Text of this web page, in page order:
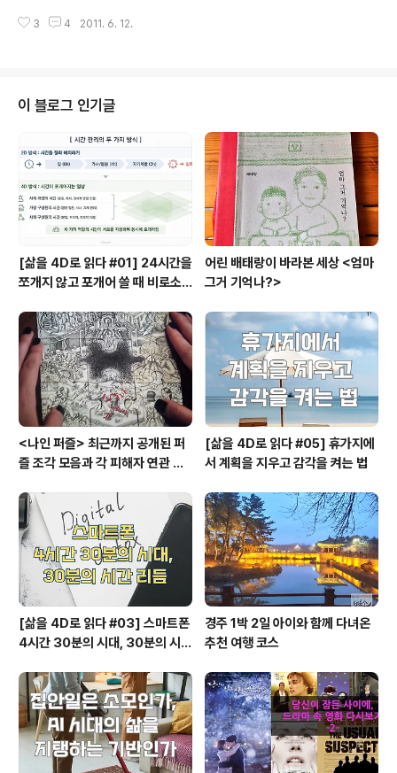
면 빨리 결정을 내려야 하는데 그 것때문에 마케터에게는
엎는 듯 싶었거든요. 조차도 어쩌면 '박제된' 영광을 노래하
키텍처, 브랜드 피라미드, 브랜드 포트폴리오 라고 하는 것
들로 브랜드를 멈춰있는 대상으로 보지 말라는 따끔한 조
언을 하고 있다고 말이지요. 지난 10여년 동안 Y&R에서
수집한 세계적 브랜드의 데이터를 분석하여 조목조목 따져
가며 하는 충고야 말로 앉은 자리에서 장님 코끼리 다리 만
지듯 하는 마케터들을 뻘쭘하게 만..
3 4 2011. 6. 12.
이 블로그 인기글
[삶을 4D로 읽다 #01] 24시간을
쪼개지 않고 포개어 쓸 때 비로소
어린 배태랑이 바라본 세상 <엄마
그거 기억나?>
<나인 퍼즐> 최근까지 공개된 퍼
즐 조각 모음과 각 피해자 연관 관
[삶을 4D로 읽다 #05] 휴가지에
서 계획을 지우고 감각을 켜는 법
[삶을 4D로 읽다 #03] 스마트폰
4시간 30분의 시대, 30분의 시간
경주 1박 2일 아이와 함께 다녀온
추천 여행 코스